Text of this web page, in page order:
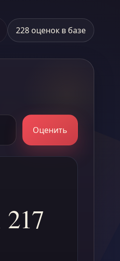
228 оценок в базе
Оценить
217